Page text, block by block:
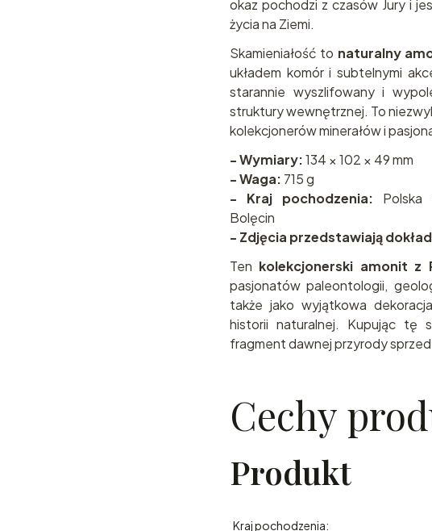
okaz pochodzi z czasów Jury i
życia na Ziemi.
Skamieniałość to naturalny
układem komór i subtelnymi
starannie wyszlifowany i
struktury wewnętrznej. To
kolekcjonerów minerałów i
- Wymiary:134 × 102 × 49 mm
- Waga: 715 g
- Kraj pochodzenia: Polska
Bolęcin
- Zdjęcia przedstawiają
Ten kolekcjonerski amonit z
pasjonatów paleontologii,
także jako wyjątkowa
historii naturalnej. Kupując tę
fragment dawnej przyrody
Cechy
Produkt
Kraj pochodzenia: